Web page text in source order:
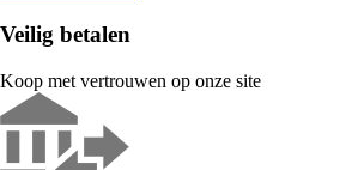
Veilig betalen
Koop met vertrouwen op onze site